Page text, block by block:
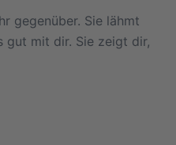
gegenüber. Sie lähmt
gut mit dir. Sie zeigt dir,